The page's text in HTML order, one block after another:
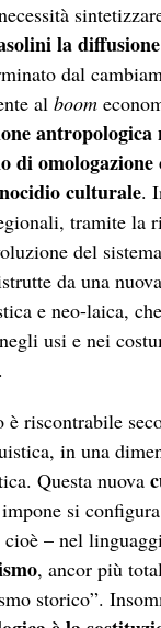
la
dal
alboom
di
culturale.
tramite la
del
da una
e neo-laica,
usi e nei
è riscontrabile
in una
Questa nuova
si
cioè – nel
, ancor più
storico”.